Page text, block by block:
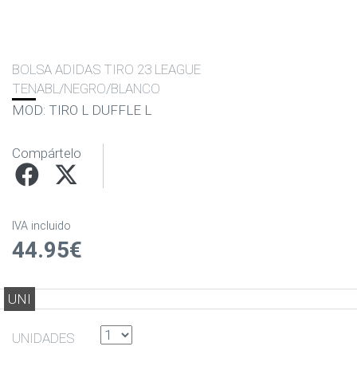
BOLSA ADIDAS TIRO 23 LEAGUE
TENABL/NEGRO/BLANCO
MOD: TIRO L DUFFLE L
Compártelo
IVA incluido
44.95€
UNI
UNIDADES